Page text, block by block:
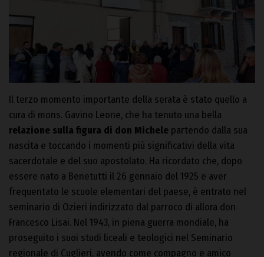
Il terzo momento importante della serata è stato quello a
cura di mons. Gavino Leone, che ha tenuto una bella
relazione sulla figura di don Michele partendo dalla sua
nascita e toccando i momenti più significativi della vita
sacerdotale e del suo apostolato. Ha ricordato che, dopo
essere nato a Benetutti il 26 gennaio del 1925 e aver
frequentato le scuole elementari del paese, è entrato nel
seminario di Ozieri indirizzato dal parroco di allora don
Francesco Lisai. Nel 1943, in piena guerra mondiale, ha
proseguito i suoi studi liceali e teologici nel Seminario
regionale di Cuglieri, avendo come compagno e amico